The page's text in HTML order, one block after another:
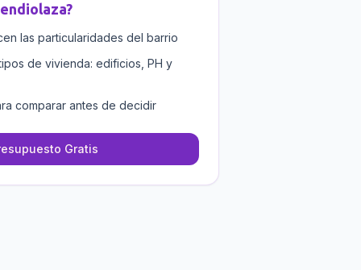
?
las particularidades del barrio
de vivienda: edificios, PH y
comparar antes de decidir
Gratis